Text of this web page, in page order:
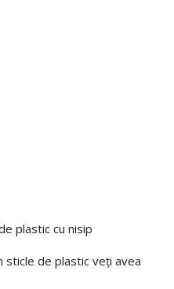
plastic cu nisip
de plastic veți avea